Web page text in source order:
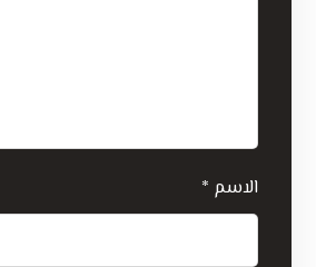
الاسم *